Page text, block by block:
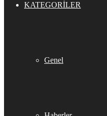
KATEGORILER
Genel